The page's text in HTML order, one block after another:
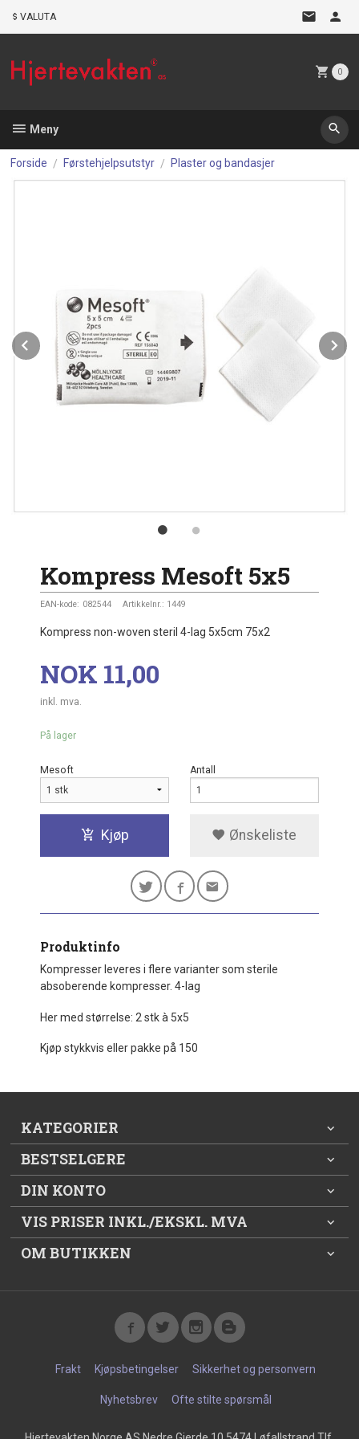
VALUTA
0
Meny
Forside Førstehjelpsutstyr Plaster og bandasjer
Prev
Kompress Mesoft 5x5
EAN-kode: 082544 Artikkelnr.: 1449
Kompress non-woven steril 4-lag 5x5cm 75x2
Pris
NOK 11,00
inkl. mva.
På lager
Mesoft Antall
Kjøp Ønskeliste
Produktinfo
Kompresser leveres i flere varianter som sterile
absoberende kompresser. 4-lag
Her med størrelse: 2 stk à 5x5
Kjøp stykkvis eller pakke på 150
KATEGORIER
BESTSELGERE
DIN KONTO
VIS PRISER INKL./EKSKL. MVA
OM BUTIKKEN
Frakt Kjøpsbetingelser Sikkerhet og personvern
Nyhetsbrev Ofte stilte spørsmål